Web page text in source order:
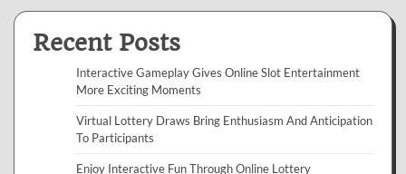
Recent Posts
Interactive Gameplay Gives Online Slot Entertainment
More Exciting Moments
Virtual Lottery Draws Bring Enthusiasm And Anticipation
To Participants
Enjoy Interactive Fun Through Online Lottery